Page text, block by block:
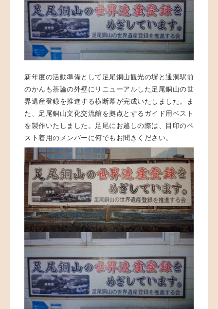
新年度の活動準備として足尾銅山観光の塀と通洞駅前
のかんも茶論の外壁にリニューアルした足尾銅山の世
界遺産登録を推進する横断幕が完成いたしました。ま
た、足尾銅山文化交流館を拠点とするガイド用ベスト
を製作いたしました。足尾にお越しの際は、目印のベ
スト着用のメンバーに何でもお聞きください。